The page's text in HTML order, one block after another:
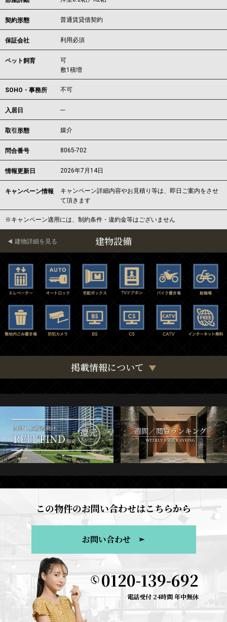
契約形態 普通賃貸借契約
保証会社 利用必須
ペット飼育
可
敷1積増
SOHO・事務所 不可
入居日 ---
取引形態 媒介
問合番号 8065-702
情報更新日 2026年7月14日
キャンペーン情報
キャンペーン詳細内容やお見積り等は、即日ご案内をさせ
て頂きます
※キャンペーン適用には、制約条件・違約金等はございません
建物設備
建物詳細を見る
掲載情報について
この物件のお問い合わせはこちらから
お問い合わせ
0120-139-692
電話受付 24時間 年中無休